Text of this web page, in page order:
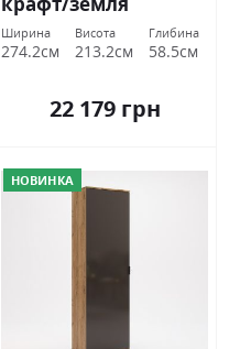
Міромарк
Ширина
274.2см
Висота
213.2см
Глибина
58.5см
22 179 грн
НОВИНКА